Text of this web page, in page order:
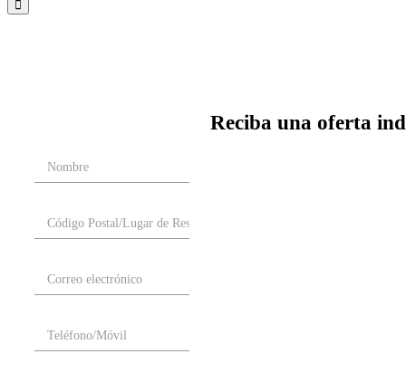
Reciba una oferta